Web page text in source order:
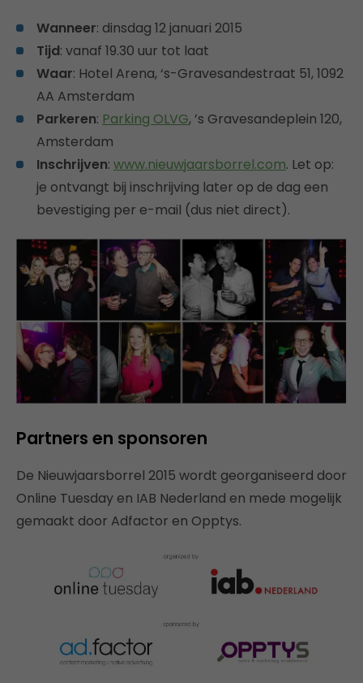
Wanneer: dinsdag 12 januari 2015
Tijd: vanaf 19.30 uur tot laat
Waar: Hotel Arena, ‘s-Gravesandestraat 51, 1092
AA Amsterdam
Parkeren: Parking OLVG, ’s Gravesandeplein 120,
Amsterdam
Inschrijven: www.nieuwjaarsborrel.com. Let op:
je ontvangt bij inschrijving later op de dag een
bevestiging per e-mail (dus niet direct).
Partners en sponsoren
De Nieuwjaarsborrel 2015 wordt georganiseerd door
Online Tuesday en IAB Nederland en mede mogelijk
gemaakt door Adfactor en Opptys.